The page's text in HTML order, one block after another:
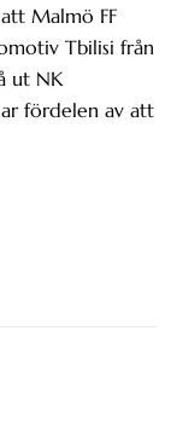
Malmö FF
Tbilisi från
ut NK
fördelen av att